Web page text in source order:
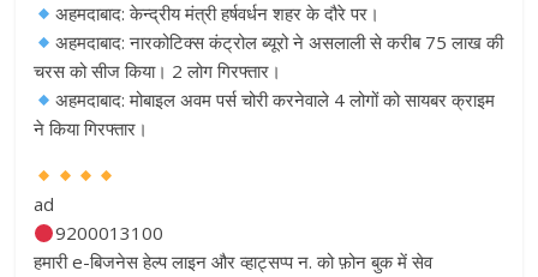
अहमदाबाद: केन्द्रीय मंत्री हर्षवर्धन शहर के दौरे पर।
अहमदाबाद: नारकोटिक्स कंट्रोल ब्यूरो ने असलाली से करीब 75 लाख की
चरस को सीज किया। 2 लोग गिरफ्तार।
अहमदाबाद: मोबाइल अवम पर्स चोरी करनेवाले 4 लोगों को सायबर क्राइम
ने किया गिरफ्तार।
ad
9200013100
हमारी e-बिजनेस हेल्प लाइन और व्हाट्सप्प न. को फ़ोन बुक में सेव